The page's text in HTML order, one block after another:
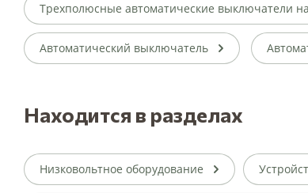
Трехполюсные автоматические выключатели
Автоматический выключатель
Находится в разделах
Низковольтное оборудование